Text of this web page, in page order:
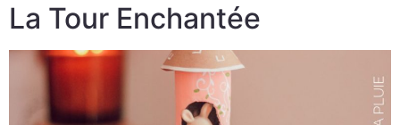
La Tour Enchantée